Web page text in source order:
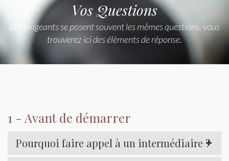
Vos Questions
Les dirigeants se posent souvent les mêmes questions, vous
trouverez ici des éléments de réponse.
1 - Avant de démarrer
Pourquoi faire appel à un intermédiaire ?